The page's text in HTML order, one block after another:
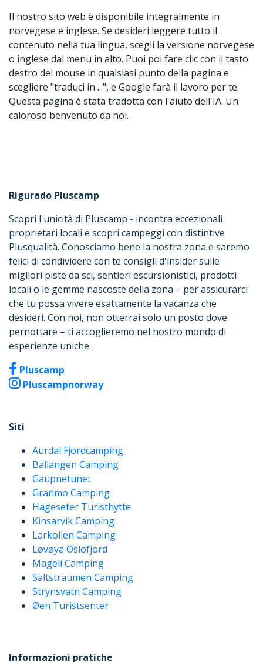
Il nostro sito web è disponibile integralmente in
norvegese e inglese. Se desideri leggere tutto il
contenuto nella tua lingua, scegli la versione norvegese
o inglese dal menu in alto. Puoi poi fare clic con il tasto
destro del mouse in qualsiasi punto della pagina e
scegliere "traduci in ...", e Google farà il lavoro per te.
Questa pagina è stata tradotta con l'aiuto dell'IA. Un
caloroso benvenuto da noi.
Rigurado Pluscamp
Scopri l'unicità di Pluscamp - incontra eccezionali
proprietari locali e scopri campeggi con distintive
Plusqualità. Conosciamo bene la nostra zona e saremo
felici di condividere con te consigli d'insider sulle
migliori piste da sci, sentieri escursionistici, prodotti
locali o le gemme nascoste della zona – per assicurarci
che tu possa vivere esattamente la vacanza che
desideri. Con noi, non otterrai solo un posto dove
pernottare – ti accoglieremo nel nostro mondo di
esperienze uniche.
Pluscamp
Pluscampnorway
Siti
Aurdal Fjordcamping
Ballangen Camping
Gaupnetunet
Granmo Camping
Hageseter Turisthytte
Kinsarvik Camping
Larkollen Camping
Løvøya Oslofjord
Mageli Camping
Saltstraumen Camping
Strynsvatn Camping
Øen Turistsenter
Informazioni pratiche